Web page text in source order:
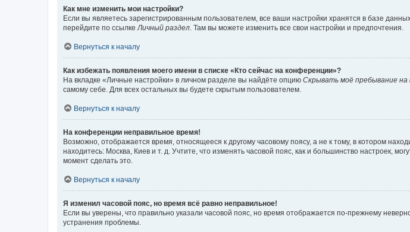
Как мне изменить мои настройки?
Если вы являетесь зарегистрированным пользователем, все ваши настройки хранятся в базе
перейдите по ссылкеЛичный раздел. Там вы можете изменить все свои настройки и предпочтения.
Вернуться к началу
Как избежать появления моего имени в списке «Кто сейчас на конференции»?
На вкладке «Личные настройки» в личном разделе вы найдёте опцию Скрывать моё пребывание на
самому себе. Для всех остальных вы будете скрытым пользователем.
Вернуться к началу
На конференции неправильное время!
Возможно, отображается время, относящееся к другому часовому поясу, а не к тому, в котором
находитесь: Москва, Киев и т. д. Учтите, что изменять часовой пояс, как и большинство настроек,
момент сделать это.
Вернуться к началу
Я изменил часовой пояс, но время всё равно неправильное!
Если вы уверены, что правильно указали часовой пояс, но время отображается по-прежнему
устранения проблемы.